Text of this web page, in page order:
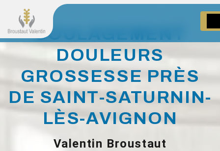
SOULAGEMENT
DOULEURS
GROSSESSE PRÈS
DE SAINT-SATURNIN-
LÈS-AVIGNON
Valentin Broustaut
Panneau de gestion des cookies